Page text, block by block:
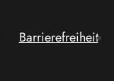
Barrierefreiheit